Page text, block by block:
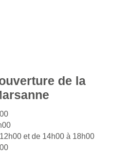
de la
et de 14h00 à 18h00